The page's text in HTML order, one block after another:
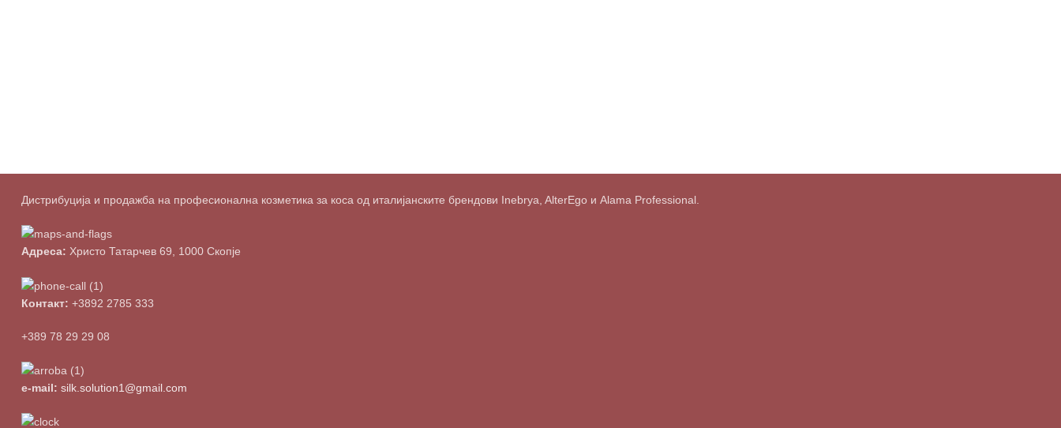
Дистрибуција и продажба на професионална козметика за коса од италијанските брендови Inebrya, AlterEgo и Alama Professional.
Адреса: Христо Татарчев 69, 1000 Скопје
Контакт: +3892 2785 333
+389 78 29 29 08
e-mail: silk.solution1@gmail.com